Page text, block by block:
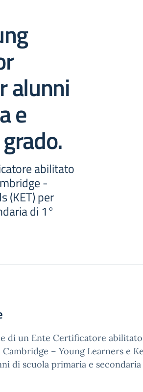
alunni
e
abilitato
-
(KET) per
di 1°
di un Ente Certificatore
– Young Learners e
di scuola primaria e secondaria